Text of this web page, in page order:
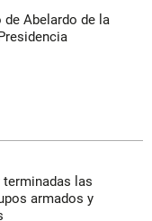
Abelardo de la
las
armados y